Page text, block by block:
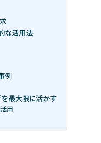
な活用法
例
最大限に活かす
用